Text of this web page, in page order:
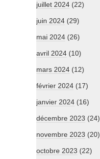
juillet 2024 (22)
juin 2024 (29)
mai 2024 (26)
avril 2024 (10)
mars 2024 (12)
février 2024 (17)
janvier 2024 (16)
décembre 2023 (24)
novembre 2023 (20)
octobre 2023 (22)